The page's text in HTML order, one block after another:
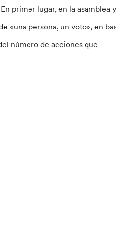
En primer lugar, en la asamblea y
«una persona, un voto», en
número de acciones que